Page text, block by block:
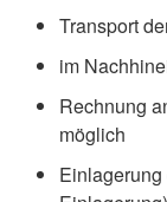
Transport
im
Rechnung
möglich